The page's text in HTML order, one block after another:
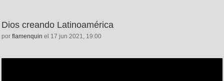
Dios creando Latinoamérica
por flamenquin el 17 jun 2021, 19:00